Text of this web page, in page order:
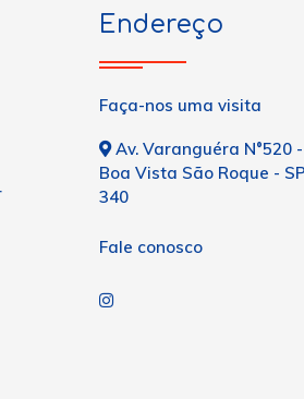
Endereço
Faça-nos uma visita
Av. Varanguéra N°520
Boa Vista São Roque -
340
Fale conosco